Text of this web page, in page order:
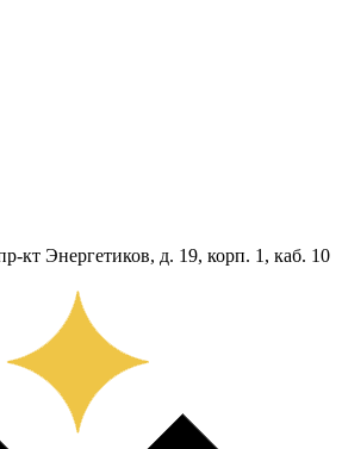
кт Энергетиков, д. 19, корп. 1, каб. 10